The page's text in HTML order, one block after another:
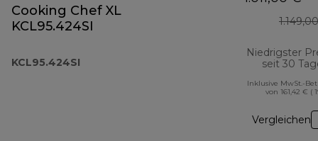
Cooking Chef XL
KCL95.424SI
KCL95.424SI
Niedrigster
seit 30
Inklusive MwSt.-
von 161,42 € (
Vergleichen